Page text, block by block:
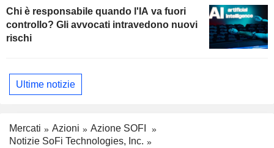
Chi è responsabile quando l'IA va fuori
controllo? Gli avvocati intravedono nuovi
rischi
Ultime notizie
Mercati Azioni
Azione SOFI
Notizie SoFi Technologies, Inc.